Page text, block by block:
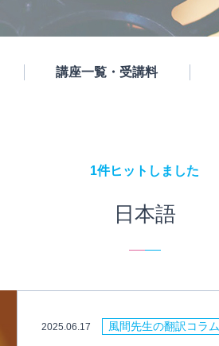
講座一覧・受講料
1件ヒットしました
日本語
2025.06.17 風間先生の翻訳コラム